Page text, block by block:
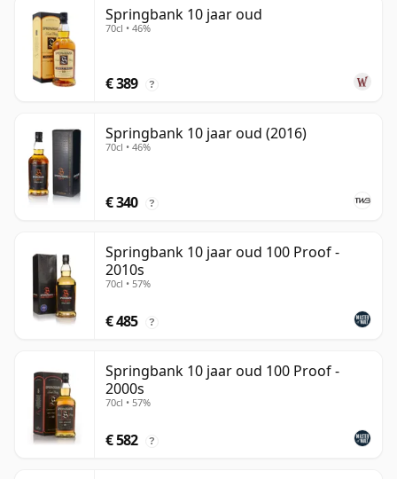
Springbank 10 jaar oud
70cl • 46%
€ 389 ?
Springbank 10 jaar oud (2016)
70cl • 46%
€ 340 ?
Springbank 10 jaar oud 100 Proof -
2010s
70cl • 57%
€ 485 ?
Springbank 10 jaar oud 100 Proof -
2000s
70cl • 57%
€ 582 ?